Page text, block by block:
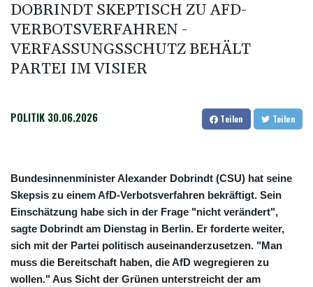
Baka als Staatschef
Schwimm-EM: Halbisch winkt und springt zu Bronze
Selenskyj: Ukraine hat praktisch keine intakten
Wärmekraftwerke mehr
DOBRINDT SKEPTISCH ZU AFD-
VERBOTSVERFAHREN -
VERFASSUNGSSCHUTZ BEHÄLT
PARTEI IM VISIER
POLITIK 30.06.2026 Teilen Teilen
Bundesinnenminister Alexander Dobrindt (CSU) hat seine
Skepsis zu einem AfD-Verbotsverfahren bekräftigt. Sein
Einschätzung habe sich in der Frage "nicht verändert",
sagte Dobrindt am Dienstag in Berlin. Er forderte weiter,
sich mit der Partei politisch auseinanderzusetzen. "Man
muss die Bereitschaft haben, die AfD wegregieren zu
wollen." Aus Sicht der Grünen unterstreicht der am